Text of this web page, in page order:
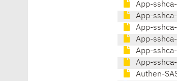
App-
App-
App-
App-
App-
App-
Authen-